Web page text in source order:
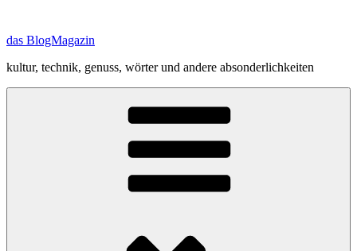
springen
das BlogMagazin
kultur, technik, genuss, wörter und andere absonderlichkeiten